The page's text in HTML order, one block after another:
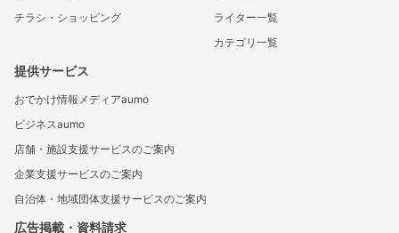
チラシ・ショッピング
ライター一覧
カテゴリ一覧
提供サービス
おでかけ情報メディアaumo
ビジネスaumo
店舗・施設支援サービスのご案内
企業支援サービスのご案内
自治体・地域団体支援サービスのご案内
広告掲載・資料請求